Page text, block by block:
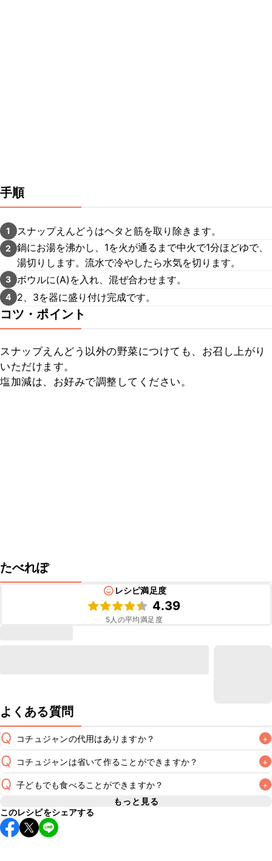
手順
1 スナップえんどうはヘタと筋を取り除きます。
2
鍋にお湯を沸かし、1を火が通るまで中火で1分ほどゆで、
湯切りします。流水で冷やしたら水気を切ります。
3 ボウルに(A)を入れ、混ぜ合わせます。
4 2、3を器に盛り付け完成です。
コツ・ポイント
スナップえんどう以外の野菜につけても、お召し上がり
いただけます。
塩加減は、お好みで調整してください。
たべれぽ
レシピ満足度
4.39
5人の平均満足度
よくある質問
Q コチュジャンの代用はありますか？ +
A
Q コチュジャンは省いて作ることができますか？ +
A
使用量が少ない場合は省いてもお作りいただけますが、メイ
ンの味付けとして使用している場合は省くと味がぼやける可
能性があるため、 こちら
Q 子どもでも食べることができますか？ +
コチュジャンは甘辛い風味が特徴の食材なため、お子様や辛
い味付けが苦手な方は風味や刺激を強く感じる可能性がござ
います。使用する食材や味付けにつきましては普段のお子様
もっと見る
このレシピをシェアする